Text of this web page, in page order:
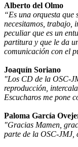
Alberto del Olmo
“Es una orquesta que
necesitamos, trabajo,
peculiar que es un
partitura y que le da
comunicación con el
Joaquín Soriano
"Los CD de la OSC-
reproducción,
Escucharos me pone
Paloma García
"Gracias Mamen,
parte de la OSC-JMJ,